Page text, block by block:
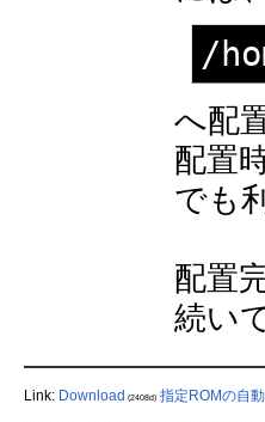
/
へ配
配置
でも
配置
続い
Link: Download (2408d) 指定ROMの自